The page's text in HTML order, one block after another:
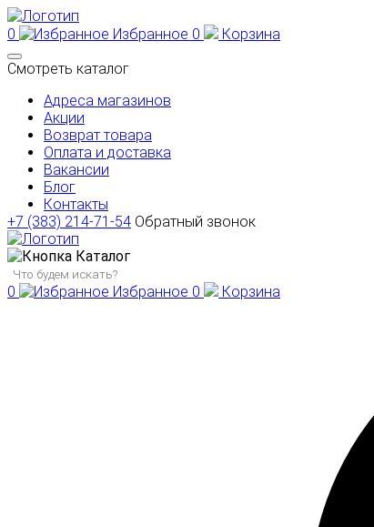
0 Избранное 0
Корзина
Смотреть каталог
Адреса магазинов
Акции
Возврат товара
Оплата и доставка
Вакансии
Блог
Контакты
+7 (383) 214-71-54 Обратный звонок
Каталог
0 Избранное 0 Корзина